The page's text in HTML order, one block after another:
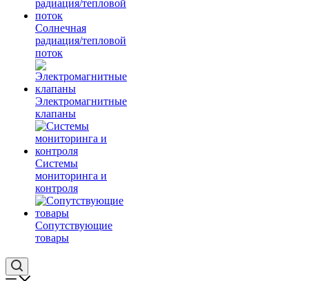
Солнечная
радиация/тепловой
поток
Электромагнитные
клапаны
Системы
мониторинга и
контроля
Сопутствующие
товары